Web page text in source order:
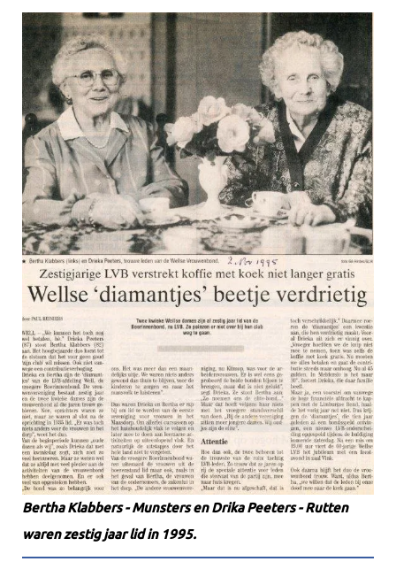
Bertha Klabbers - Munsters en Drika Peeters - Rutten
waren zestig jaar lid in 1995.